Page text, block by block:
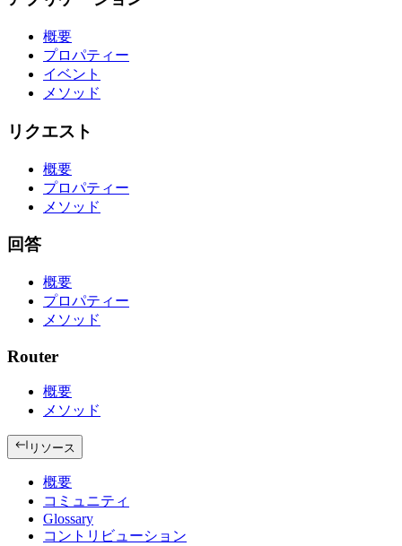
概要
プロパティー
イベント
メソッド
リクエスト
概要
プロパティー
メソッド
回答
概要
プロパティー
メソッド
Router
概要
メソッド
リソース
概要
コミュニティ
Glossary
コントリビューション